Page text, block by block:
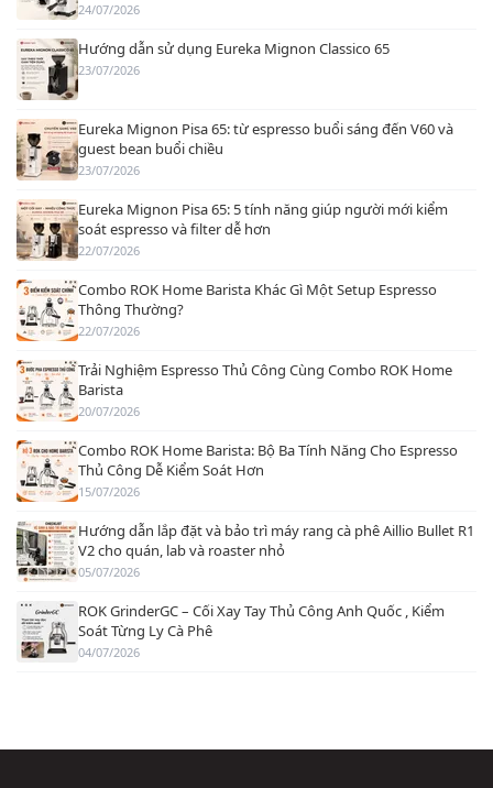
24/07/2026
Hướng dẫn sử dụng Eureka Mignon Classico 65
23/07/2026
Eureka Mignon Pisa 65: từ espresso buổi sáng đến V60 và
guest bean buổi chiều
23/07/2026
Eureka Mignon Pisa 65: 5 tính năng giúp người mới kiểm
soát espresso và filter dễ hơn
22/07/2026
Combo ROK Home Barista Khác Gì Một Setup Espresso
Thông Thường?
22/07/2026
Trải Nghiệm Espresso Thủ Công Cùng Combo ROK Home
Barista
20/07/2026
Combo ROK Home Barista: Bộ Ba Tính Năng Cho Espresso
Thủ Công Dễ Kiểm Soát Hơn
15/07/2026
Hướng dẫn lắp đặt và bảo trì máy rang cà phê Aillio Bullet R1
V2 cho quán, lab và roaster nhỏ
05/07/2026
ROK GrinderGC – Cối Xay Tay Thủ Công Anh Quốc , Kiểm
Soát Từng Ly Cà Phê
04/07/2026